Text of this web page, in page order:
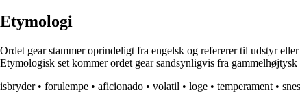
Etymologi
Ordet gear stammer oprindeligt fra engelsk og refererer til udstyr
Etymologisk set kommer ordet gear sandsynligvis fra
isbryder• forulempe • aficionado • volatil • loge • temperament • snes